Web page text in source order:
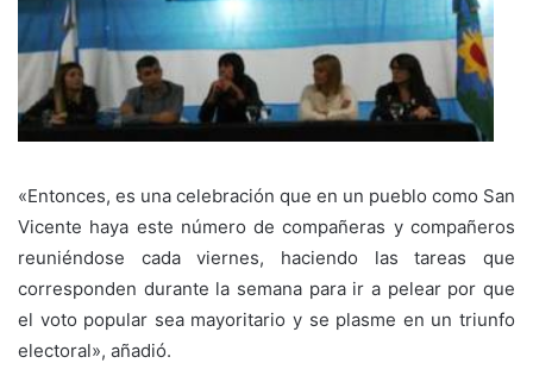
«Entonces, es una celebración que en un pueblo como San
Vicente haya este número de compañeras y compañeros
reuniéndose cada viernes, haciendo las tareas que
corresponden durante la semana para ir a pelear por que
el voto popular sea mayoritario y se plasme en un triunfo
electoral», añadió.